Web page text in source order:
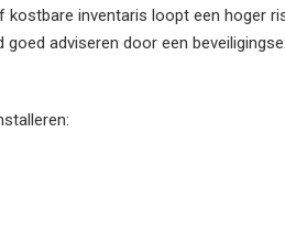
inventaris loopt een hoger
goed adviseren door een